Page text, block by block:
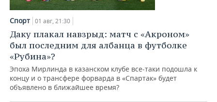
КИБЕРСПОРТ
ФИГУРНОЕ КАТАНИЕ
ВОДНЫЕ ВИДЫ СПОРТА
ХОККЕЙ С МЯЧОМ
КУЛЬТУРА
МЕДИЦИНА
ОБРАЗОВАНИЕ
ПРОИСШЕСТВИЯ
СПИСОК КОМПАНИЙ
Спорт 01 авг, 21:30
Даку плакал навзрыд: матч с «Акроном»
был последним для албанца в футболке
«Рубина»?
Эпоха Мирлинда в казанском клубе все-таки подошла к
концу и о трансфере форварда в «Спартак» будет
объявлено в ближайшее время?